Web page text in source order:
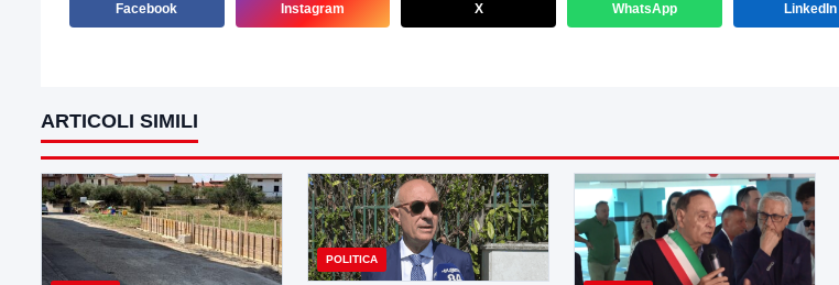
Facebook Instagram X WhatsApp LinkedIn
ARTICOLI SIMILI
POLITICA